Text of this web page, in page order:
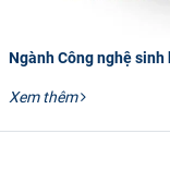
Ngành Công nghệ
Xem thêm